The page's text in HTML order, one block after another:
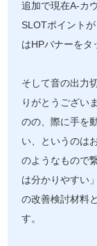
追加で現在A-カ
SLOTポイント
はHPバナーをタ
そして音の出力
りがとうござい
のの、際に手を
い、というのは
のようなもので
は分かりやすい
の改善検討材料
す。